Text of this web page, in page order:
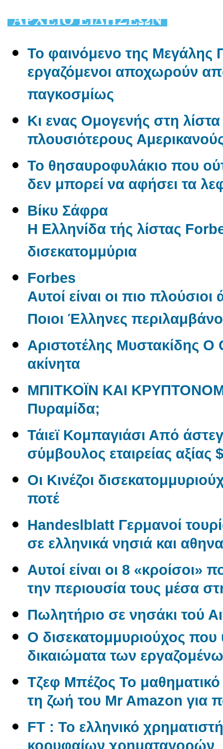
AΡΧΕΙΟ ΕΙΔΗΣΕΩΝ
Το φαινόμενο της Μεγάλης
εργαζόμενοι αποχωρούν
παγκοσμίως
Κι ενας Ομογενής στη
πλουσιότερους
Το θησαυροφυλάκιο που
δεν μπορεί να αφήσει τα
Βίκυ Σάφρα
Η Ελληνίδα τής λίστας
δισεκατομμύρια
Forbes
Αυτοί είναι οι πιο
Ποιοι Έλληνες
Αριστοτέλης Μυστακίδης
ακίνητα
ΜΠΙΤΚΟΪΝ ΚΑΙ
Πυραμίδα;
Τάιεϊ Κομπαγιάσι Από
σύμβουλος εταιρείας αξίας
Οι Κινέζοι
ποτέ
Handeslblatt Γερμανοί
σε ελληνικά νησιά και
Αυτοί είναι οι 8 «κροίσοι»
την περιουσία τους μέσα
Πωλητήριο σε νησάκι τού
O δισεκατομμυριούχος που
δικαιώματα των
Tζεφ Μπέζος Το
τη ζωή του Mr Amazon για
FT : Το ελληνικό